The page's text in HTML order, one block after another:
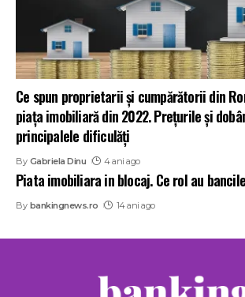
Ce spun proprietarii și cumpărătorii din
piața imobiliară din 2022. Prețurile și
principalele dificulăți
By Gabriela Dinu 4 ani ago
Piata imobiliara in blocaj. Ce rol au bancile
By bankingnews.ro 14 ani ago